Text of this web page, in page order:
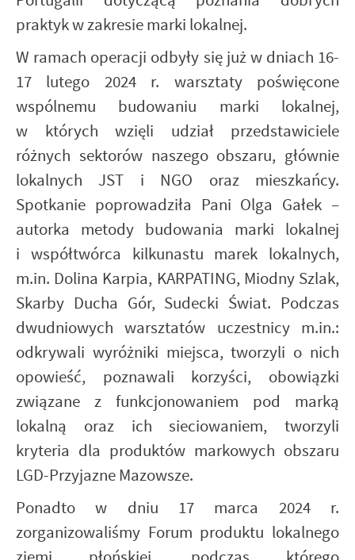
praktyk w zakresie marki lokalnej.
W ramach operacji odbyły się już w dniach 16-
17 lutego 2024 r. warsztaty poświęcone
wspólnemu budowaniu marki lokalnej,
w których wzięli udział przedstawiciele
różnych sektorów naszego obszaru, głównie
lokalnych JST i NGO oraz mieszkańcy.
Spotkanie poprowadziła Pani Olga Gałek –
autorka metody budowania marki lokalnej
i współtwórca kilkunastu marek lokalnych,
m.in. Dolina Karpia, KARPATING, Miodny Szlak,
Skarby Ducha Gór, Sudecki Świat. Podczas
dwudniowych warsztatów uczestnicy m.in.:
odkrywali wyróżniki miejsca, tworzyli o nich
opowieść, poznawali korzyści, obowiązki
związane z funkcjonowaniem pod marką
lokalną oraz ich sieciowaniem, tworzyli
kryteria dla produktów markowych obszaru
LGD-Przyjazne Mazowsze.
Ponadto w dniu 17 marca 2024 r.
zorganizowaliśmy Forum produktu lokalnego